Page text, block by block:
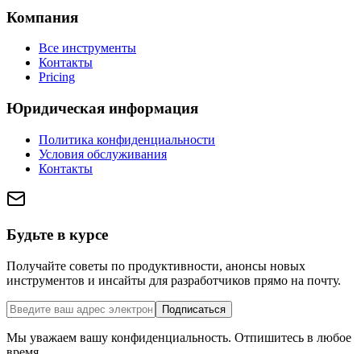
Компания
Все инструменты
Контакты
Pricing
Юридическая информация
Политика конфиденциальности
Условия обслуживания
Контакты
Будьте в курсе
Получайте советы по продуктивности, анонсы новых
инструментов и инсайты для разработчиков прямо на почту.
Подписаться
Мы уважаем вашу конфиденциальность. Отпишитесь в любое